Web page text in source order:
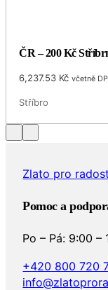
ČR – 200 Kč
6,237.53 Kč včetně
Stříbro
Zlato pro radost
Pomoc a
Po – Pá: 9:00 –
+420 800 720